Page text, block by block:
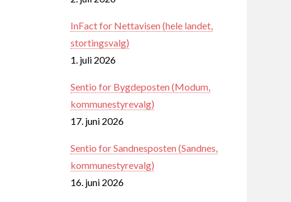
InFact for Nettavisen (hele landet,
stortingsvalg)
1. juli 2026
Sentio for Bygdeposten (Modum,
kommunestyrevalg)
17. juni 2026
Sentio for Sandnesposten (Sandnes,
kommunestyrevalg)
16. juni 2026